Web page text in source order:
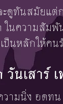
ดูทันสมัยแ
นความสัมพั
นหลักให้คน
นเสาร์
ามนิ่ง อดท